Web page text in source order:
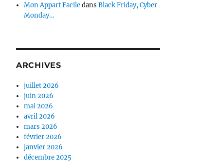
Mon Appart FaciledansBlack Friday, Cyber
Monday…
ARCHIVES
juillet 2026
juin 2026
mai 2026
avril 2026
mars 2026
février 2026
janvier 2026
décembre 2025